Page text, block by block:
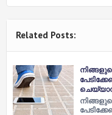
Related Posts: